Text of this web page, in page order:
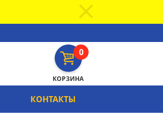
0
КОРЗИНА
КОНТАКТЫ